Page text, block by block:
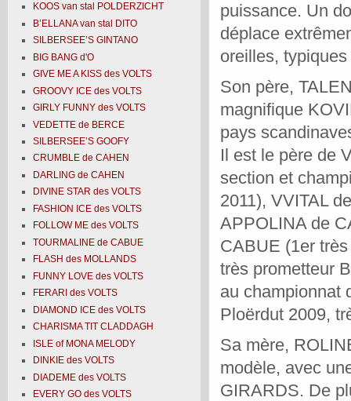
KOOS van stal POLDERZICHT
B’ELLANA van stal DITO
SILBERSEE’S GINTANO
BIG BANG d'O
GIVE ME A KISS des VOLTS
GROOVY ICE des VOLTS
GIRLY FUNNY des VOLTS
VEDETTE de BERCE
SILBERSEE’S GOOFY
CRUMBLE de CAHEN
DARLING de CAHEN
DIVINE STAR des VOLTS
FASHION ICE des VOLTS
FOLLOW ME des VOLTS
TOURMALINE de CABUE
FLASH des MOLLANDS
FUNNY LOVE des VOLTS
FERARI des VOLTS
DIAMOND ICE des VOLTS
CHARISMA TIT CLADDAGH
ISLE of MONA MELODY
DINKIE des VOLTS
DIADEME des VOLTS
EVERY GO des VOLTS
puissance. Un
déplace
oreilles,
Son père,
magnifique
pays
Il est le père de
section et
2011), VVITAL
APPOLINA de
CABUE (1er
très prometteur
au championnat
Ploërdut 2009,
Sa mère,
modèle, avec
GIRARDS. De